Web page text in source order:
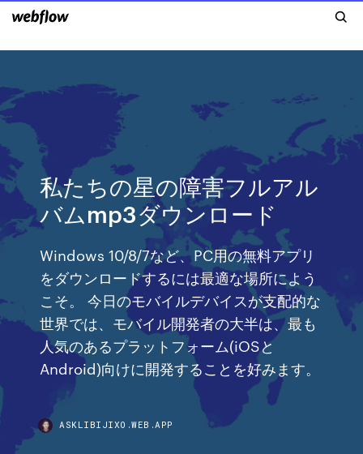
私たちの星の障害フルアル
バムmp3ダウンロード
Windows 10/8/7など、PC用の無料アプリ
をダウンロードするには最適な場所によう
こそ。 今日のモバイルデバイスが支配的な
世界では、モバイル開発者の大半は、最も
人気のあるプラットフォーム(iOSと
Android)向けに開発することを好みます。
ASKLIBIJIXO.WEB.APP